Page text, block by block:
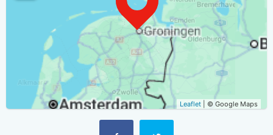
Leaflet | © Google Maps